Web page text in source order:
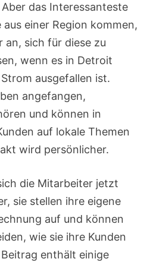
das Interessanteste
aus einer Region kommen,
sich für diese zu
wenn es in Detroit
ausgefallen ist.
angefangen,
und können in
auf lokale Themen
wird persönlicher.
die Mitarbeiter jetzt
sie stellen ihre eigene
auf und können
wie sie ihre Kunden
enthält einige